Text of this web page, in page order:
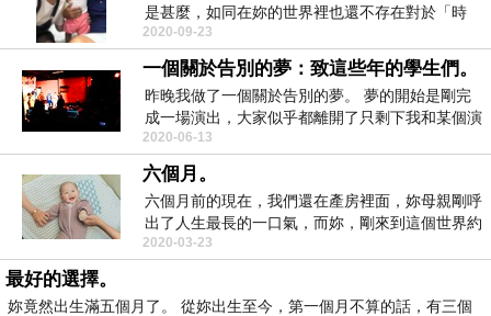
是甚麼，如同在妳的世界裡也還不存在對於「時
間」的概念。因...
2020-09-23
一個關於告別的夢：致這些年的學生們。
昨晚我做了一個關於告別的夢。 夢的開始是剛完
成一場演出，大家似乎都離開了只剩下我和某個演
員，我在陪...
2020-06-13
六個月。
六個月前的現在，我們還在產房裡面，妳母親剛呼
出了人生最長的一口氣，而妳，剛來到這個世界約
十分鐘，從第...
2020-03-23
最好的選擇。
妳竟然出生滿五個月了。 從妳出生至今，第一個月不算的話，有三個